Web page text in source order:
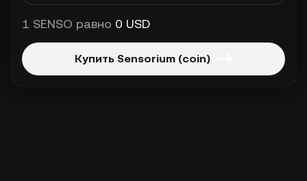
1 SENSO равно 0 USD
Купить Sensorium (coin)